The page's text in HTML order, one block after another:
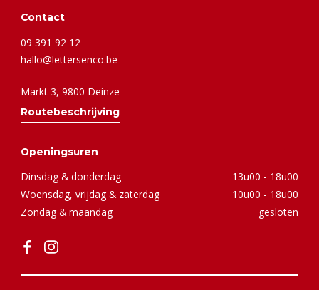
Contact
09 391 92 12
hallo@lettersenco.be
Markt 3, 9800 Deinze
Routebeschrijving
Openingsuren
Dinsdag & donderdag
13u00 - 18u00
Woensdag, vrijdag & zaterdag
10u00 - 18u00
Zondag & maandag
gesloten